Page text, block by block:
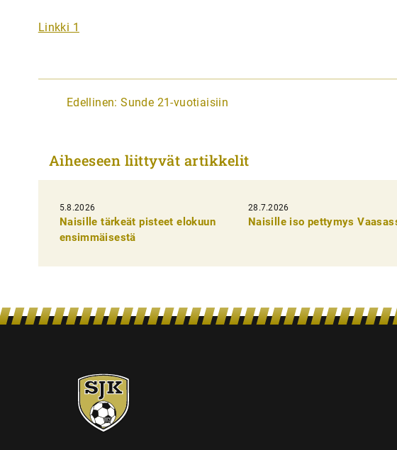
Linkki 1
A
i
k
e
n
Edellinen: Sunde 21-vuotiaisiin
Aiheeseen liittyvät artikkelit
5.8.2026
Naisille tärkeät pisteet elokuun
ensimmäisestä
28.7.2026
Naisille iso pettymys
SJK-
juniorit